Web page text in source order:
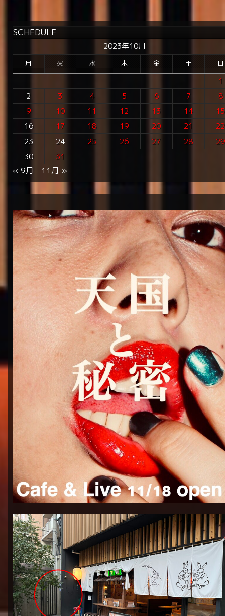
SCHEDULE
2023年10月
月 火 水 木 金 土 日
1
2
3 4 5 6 7
8
9
10 11 12 13 14
15
16
17 18 19 20 21
22
23
24 25 26 27 28
29
30
31
« 9月 11月 »